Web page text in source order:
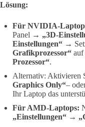
Lösung:
Für NVIDIA-
Panel → „3D-
Einstellungen“ →
Grafikprozessor“ auf
Prozessor“.
Alternativ: Aktivieren
Graphics Only“–
Ihr Laptop das
Für AMD-Laptops:
„Einstellungen“ →